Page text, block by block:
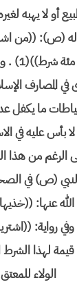
أو لا يهبه
(ص): ((من
فهو
المصارف
ما يكفل
بأس عليه في
الرغم من هذا
(ص) في
عنها:
وفي رواية:
لا قيمة لهذا
الولاء